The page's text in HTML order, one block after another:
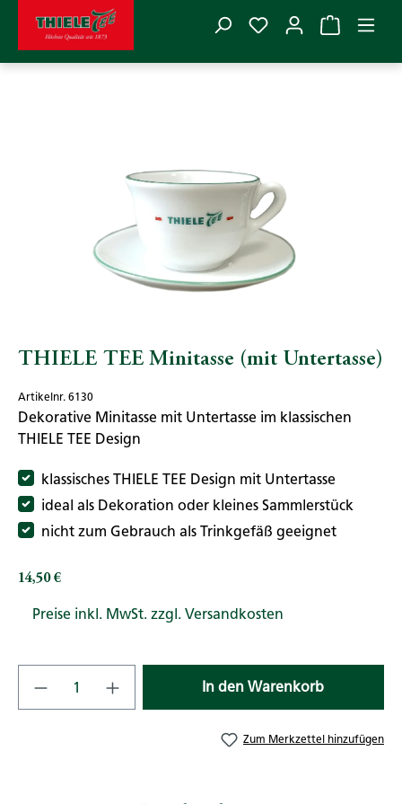
Zum Hauptinhalt springen
Du hast 0
THIELE TEE>Zubehör Teegeschirr
THIELE TEE Minitasse (mit Untertasse)
Artikelnr. 6130
Dekorative Minitasse mit Untertasse im klassischen
THIELE TEE Design
klassisches THIELE TEE Design mit Untertasse
ideal als Dekoration oder kleines Sammlerstück
nicht zum Gebrauch als Trinkgefäß geeignet
Regulärer Preis:
14,50 €
Preise inkl. MwSt. zzgl. Versandkosten
Produkt Anzahl: Gib den gewünschten
In den Warenkorb
Zum Merkzettel hinzufügen